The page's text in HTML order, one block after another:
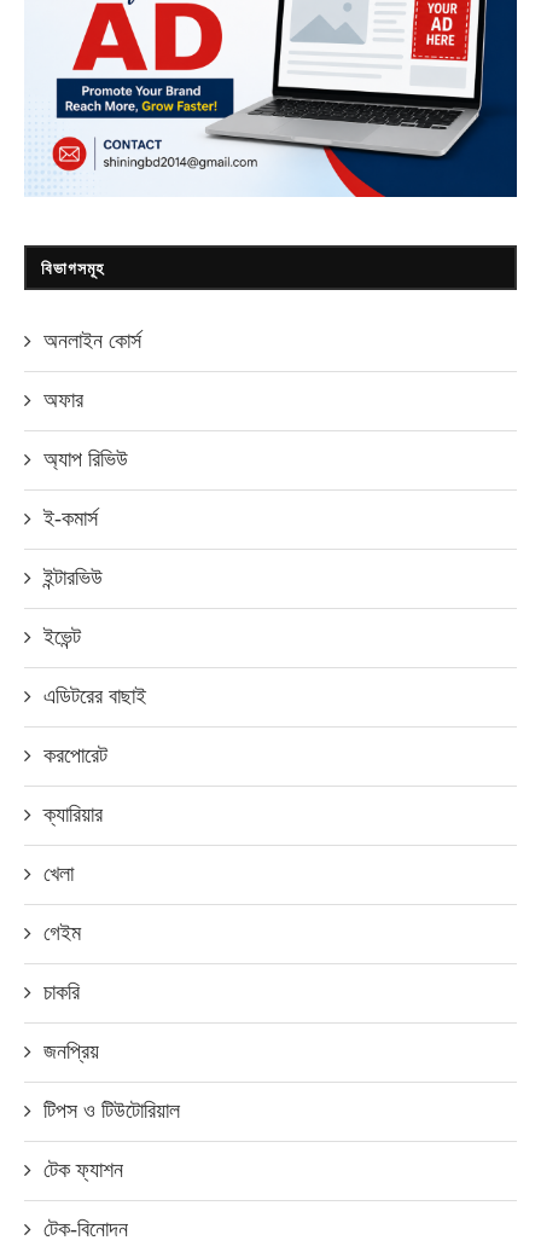
বিভাগসমূহ
অনলাইন কোর্স
অফার
অ্যাপ রিভিউ
ই-কমার্স
ইন্টারভিউ
ইভেন্ট
এডিটরের বাছাই
করপোরেট
ক্যারিয়ার
খেলা
গেইম
চাকরি
জনপ্রিয়
টিপস ও টিউটোরিয়াল
টেক ফ্যাশন
টেক-বিনোদন